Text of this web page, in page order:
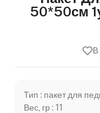
50*50см
В
Тип : пакет для
Вес, гр : 11